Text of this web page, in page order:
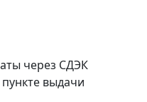
через СДЭК
выдачи